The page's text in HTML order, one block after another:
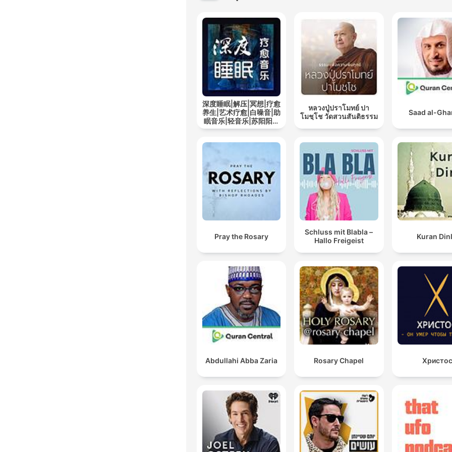
深度睡眠|解压|冥想|疗愈
养生|艺术疗愈|白噪音|助
眠音乐|轻音乐|苏阳阳频
道
หลวงปู่ปราโมทย์ ปา
โมชฺโช วัดสวนสันติธรรม
Saad al-
Pray the Rosary
Schluss mit Blabla –
Hallo Freigeist
Kuran
Abdullahi Abba Zaria Rosary Chapel Христос